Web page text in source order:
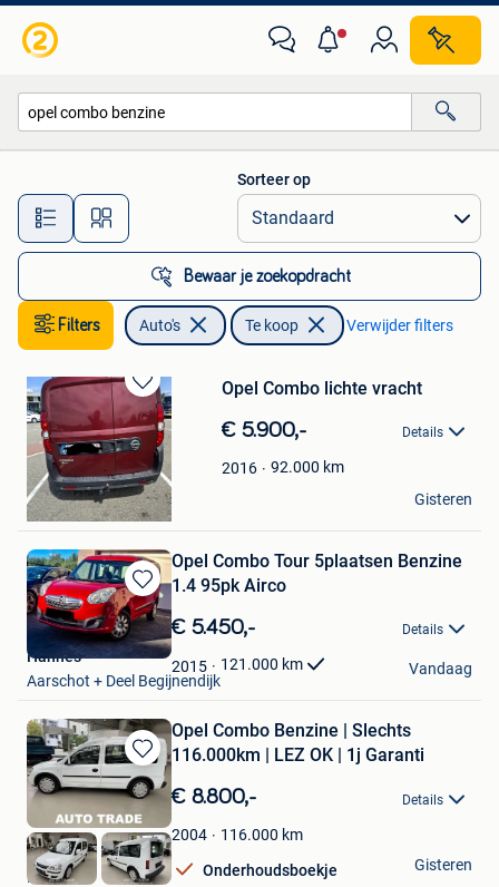
Alle afstanden…
Sorteer op
Bewaar je zoekopdracht
Filters Auto's Te koop Verwijder filters
Bewaren
in
Mijn
Favorieten
Opel Combo lichte vracht
€ 5.900,- Details
2016 92.000 km
Broos
Herentals
Gisteren
Bewaren
in
Mijn
Favorieten
Opel Combo Tour 5plaatsen Benzine
1.4 95pk Airco
€ 5.450,- Details
2015 121.000 km
Hannes
Aarschot + Deel Begijnendijk
Vandaag
Bewaren
in
Mijn
Favorieten
Opel Combo Benzine | Slechts
116.000km | LEZ OK | 1j Garanti
€ 8.800,- Details
2004 116.000 km
Onderhoudsboekje
Autotrade
Hasselt
Gisteren